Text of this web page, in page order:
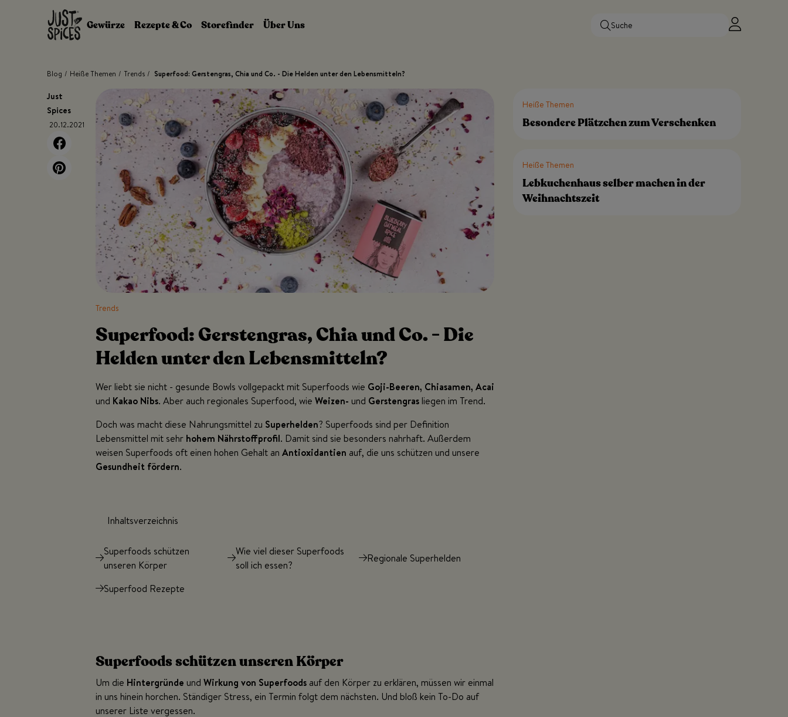
Zum Inhalt springen
Gewürze
Rezepte & Co Storefinder Über Uns
Blog / Heiße Themen / Trends / Superfood: Gerstengras, Chia und Co. - Die Helden unter den Lebensmitteln?
Just
Spices
20.12.2021
Trends
Superfood: Gerstengras, Chia und Co. - Die
Helden unter den Lebensmitteln?
Wer liebt sie nicht - gesunde Bowls vollgepackt mit Superfoods wie Goji-Beeren, Chiasamen, Acai
und Kakao Nibs. Aber auch regionales Superfood, wieWeizen- und Gerstengras liegen im Trend.
Doch was macht diese Nahrungsmittel zu Superhelden? Superfoods sind per Definition
Lebensmittel mit sehr hohem Nährstoffprofil. Damit sind sie besonders nahrhaft. Außerdem
weisen Superfoods oft einen hohen Gehalt anAntioxidantien auf, die uns schützen und unsere
Gesundheit fördern.
Inhaltsverzeichnis
Superfoods schützen
unseren Körper
Wie viel dieser Superfoods
soll ich essen?
Regionale Superhelden
Superfood Rezepte
Superfoods schützen unseren Körper
Um die Hintergründe undWirkung von Superfoods auf den Körper zu erklären, müssen wir einmal
in uns hinein horchen. Ständiger Stress, ein Termin folgt dem nächsten. Und bloß kein To-Do auf
unserer Liste vergessen.
Heiße Themen
Besondere Plätzchen zum Verschenken
Heiße Themen
Lebkuchenhaus selber machen in der
Weihnachtszeit